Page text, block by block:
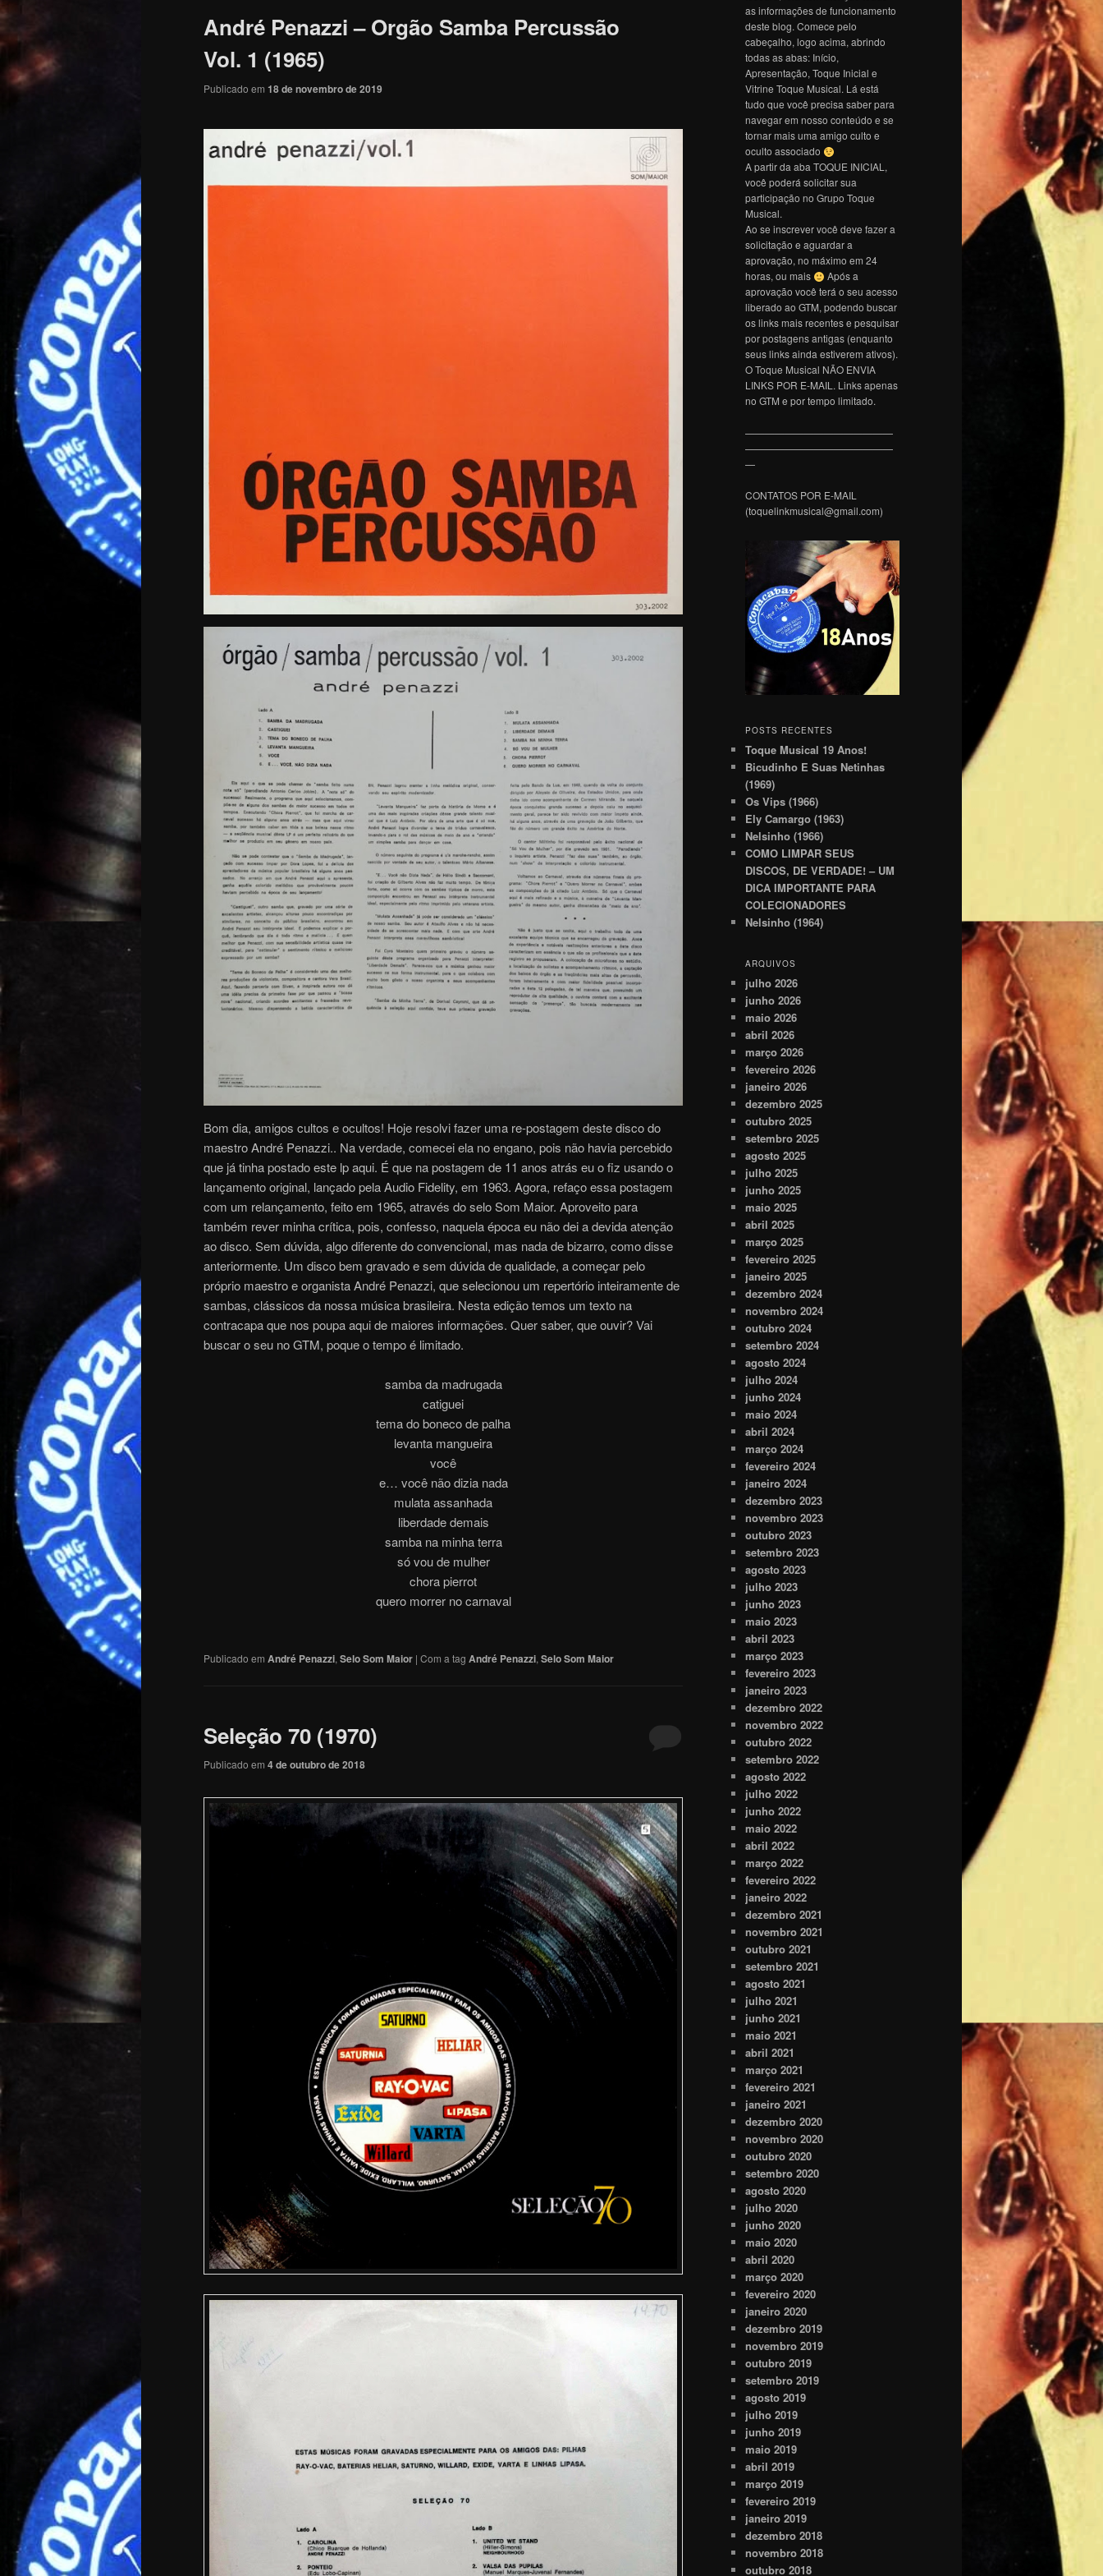
André Penazzi – Orgão Samba Percussão
Vol. 1 (1965)
Publicado em 18 de novembro de 2019
Bom dia, amigos cultos e ocultos! Hoje resolvi fazer uma re-postagem deste disco do
maestro André Penazzi.. Na verdade, comecei ela no engano, pois não havia percebido
que já tinha postado este lp aqui. É que na postagem de 11 anos atrás eu o fiz usando o
lançamento original, lançado pela Audio Fidelity, em 1963. Agora, refaço essa postagem
com um relançamento, feito em 1965, através do selo Som Maior. Aproveito para
também rever minha crítica, pois, confesso, naquela época eu não dei a devida atenção
ao disco. Sem dúvida, algo diferente do convencional, mas nada de bizarro, como disse
anteriormente. Um disco bem gravado e sem dúvida de qualidade, a começar pelo
próprio maestro e organista André Penazzi, que selecionou um repertório inteiramente de
sambas, clássicos da nossa música brasileira. Nesta edição temos um texto na
contracapa que nos poupa aqui de maiores informações. Quer saber, que ouvir? Vai
buscar o seu no GTM, poque o tempo é limitado.
samba da madrugada
catiguei
tema do boneco de palha
levanta mangueira
você
e… você não dizia nada
mulata assanhada
liberdade demais
samba na minha terra
só vou de mulher
chora pierrot
quero morrer no carnaval
Publicado em André Penazzi, Selo Som Maior | Com a tag André Penazzi, Selo Som Maior
Seleção 70 (1970)
Publicado em 4 de outubro de 2018
as informações de funcionamento
deste blog. Comece pelo
cabeçalho, logo acima, abrindo
todas as abas: Início,
Apresentação, Toque Inicial e
Vitrine Toque Musical. Lá está
tudo que você precisa saber para
navegar em nosso conteúdo e se
tornar mais uma amigo culto e
oculto associado
A partir da aba TOQUE INICIAL,
você poderá solicitar sua
participação no Grupo Toque
Musical.
Ao se inscrever você deve fazer a
solicitação e aguardar a
aprovação, no máximo em 24
horas, ou mais
Após a
aprovação você terá o seu acesso
liberado ao GTM, podendo buscar
os links mais recentes e pesquisar
por postagens antigas (enquanto
seus links ainda estiverem ativos).
O Toque Musical NÃO ENVIA
LINKS POR E-MAIL. Links apenas
no GTM e por tempo limitado.
———————————————
———————————————
—
CONTATOS POR E-MAIL
(toquelinkmusical@gmail.com)
POSTS RECENTES
Toque Musical 19 Anos!
Bicudinho E Suas Netinhas
(1969)
Os Vips (1966)
Ely Camargo (1963)
Nelsinho (1966)
COMO LIMPAR SEUS
DISCOS, DE VERDADE! – UM
DICA IMPORTANTE PARA
COLECIONADORES
Nelsinho (1964)
ARQUIVOS
julho 2026
junho 2026
maio 2026
abril 2026
março 2026
fevereiro 2026
janeiro 2026
dezembro 2025
outubro 2025
setembro 2025
agosto 2025
julho 2025
junho 2025
maio 2025
abril 2025
março 2025
fevereiro 2025
janeiro 2025
dezembro 2024
novembro 2024
outubro 2024
setembro 2024
agosto 2024
julho 2024
junho 2024
maio 2024
abril 2024
março 2024
fevereiro 2024
janeiro 2024
dezembro 2023
novembro 2023
outubro 2023
setembro 2023
agosto 2023
julho 2023
junho 2023
maio 2023
abril 2023
março 2023
fevereiro 2023
janeiro 2023
dezembro 2022
novembro 2022
outubro 2022
setembro 2022
agosto 2022
julho 2022
junho 2022
maio 2022
abril 2022
março 2022
fevereiro 2022
janeiro 2022
dezembro 2021
novembro 2021
outubro 2021
setembro 2021
agosto 2021
julho 2021
junho 2021
maio 2021
abril 2021
março 2021
fevereiro 2021
janeiro 2021
dezembro 2020
novembro 2020
outubro 2020
setembro 2020
agosto 2020
julho 2020
junho 2020
maio 2020
abril 2020
março 2020
fevereiro 2020
janeiro 2020
dezembro 2019
novembro 2019
outubro 2019
setembro 2019
agosto 2019
julho 2019
junho 2019
maio 2019
abril 2019
março 2019
fevereiro 2019
janeiro 2019
dezembro 2018
novembro 2018
outubro 2018